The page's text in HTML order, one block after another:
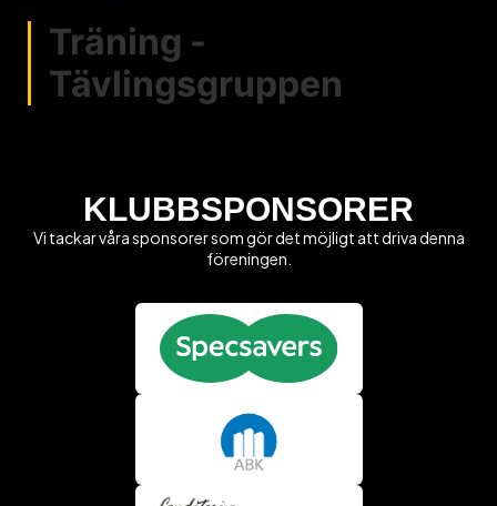
Träning -
Tävlingsgruppen
KLUBBSPONSORER
Vi tackar våra sponsorer som gör det möjligt att driva denna
föreningen.